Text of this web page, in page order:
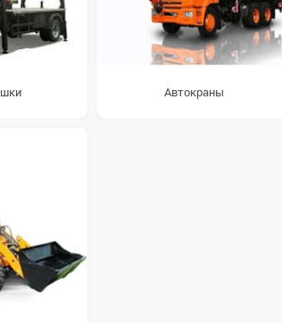
Автокраны